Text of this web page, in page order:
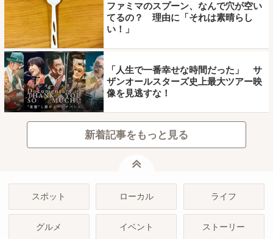
ファミマのスプーン、なんで穴が空い
てるの？ 理由に「それは素晴らし
い！」
「人生で一番幸せな時間だった」 サ
ザンオールスターズ史上最大ツアー映
像を見逃すな！
新着記事をもっと見る
スポット ローカル ライフ
グルメ イベント ストーリー